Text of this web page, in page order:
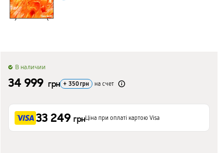
B наличии
34 999 грн + 350 грн на счет
33 249 грнЦіна при оплаті картою Visa